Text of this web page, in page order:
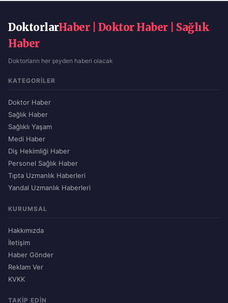
DoktorlarHaber | Doktor Haber | Sağlık
Haber
Doktorların her şeyden haberi olacak
KATEGORILER
Doktor Haber
Sağlık Haber
Sağlıklı Yaşam
Medi Haber
Diş Hekimliği Haber
Personel Sağlık Haber
Tıpta Uzmanlık Haberleri
Yandal Uzmanlık Haberleri
KURUMSAL
Hakkımızda
İletişim
Haber Gönder
Reklam Ver
KVKK
TAKIP EDIN